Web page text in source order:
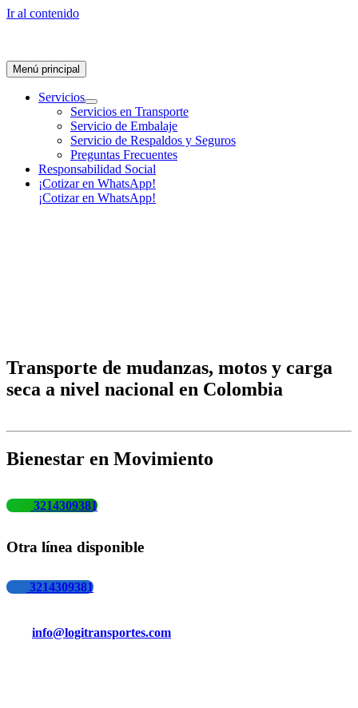
Ir al contenido
Menú principal
Servicios
Servicios en Transporte
Servicio de Embalaje
Servicio de Respaldos y Seguros
Preguntas Frecuentes
Responsabilidad Social
¡Cotizar en WhatsApp!
¡Cotizar en WhatsApp!
Transporte de mudanzas, motos y carga
seca a nivel nacional en Colombia
Bienestar en Movimiento
3214309381
Otra línea disponible
3214309381
info@logitransportes.com